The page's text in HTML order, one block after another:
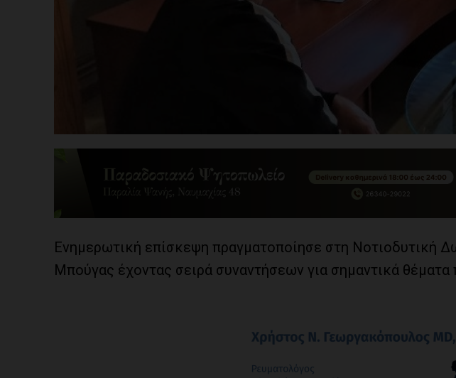
Ενημερωτική επίσκεψη πραγματοποίησε στη Νοτιοδυτική
Μπούγας έχοντας σειρά συναντήσεων για σημαντικά